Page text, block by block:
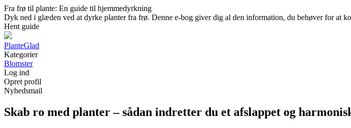
Fra frø til plante: En guide til hjemmedyrkning
Dyk ned i glæden ved at dyrke planter fra frø. Denne e-bog giver dig al den information, du behøver for at
Hent guide
PlanteGlad
Kategorier
Blomster
Log ind
Opret profil
Nyhedsmail
Skab ro med planter – sådan indretter du et afslappet og